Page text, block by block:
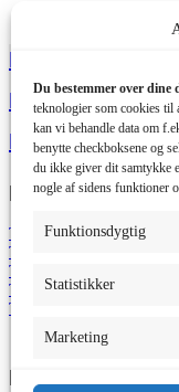
Du bestemmer over dine
teknologier som cookies til
kan vi behandle data om
benytte checkboksene og
du ikke giver dit samtykke
nogle af sidens funktioner
Funktionsdygtig
Statistikker
Marketing
Bøger
Podcasts
Film
Ressourcer
Til presse
Til forfattere
Til boghandlere
Til undervisere
Til institutioner
Kontakt os